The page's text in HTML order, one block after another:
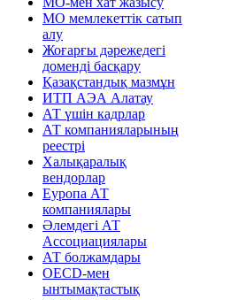
МО мемлекеттік сатып
алу
Жоғарғы дәрежедегі
доменді басқару
Қазақстандық мазмұн
ИТП АЭА Алатау
АТ үшін кадрлар
АТ компанияларының
реестрі
Халықаралық
вендорлар
Еуропа АТ
компаниялары
Әлемдегі АТ
Ассоциациялары
АТ болжамдары
OECD-мен
ынтымақтастық